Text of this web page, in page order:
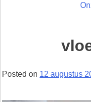
Posted on 12 augustus